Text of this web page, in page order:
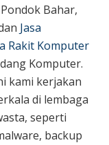
Bahar,
Jasa
Rakit Komputer
Komputer.
kami kerjakan
di lembaga
seperti
backup